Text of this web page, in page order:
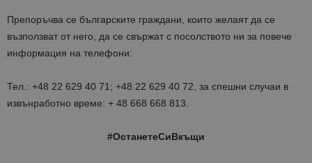
Препоръчва се българските граждани, които желаят да се
възползват от него, да се свържат с посолството ни за повече
информация на телефони:
Тел.: +48 22 629 40 71; +48 22 629 40 72, за спешни случаи в
извънработно време: + 48 668 668 813.
#ОстанетеСиВкъщи